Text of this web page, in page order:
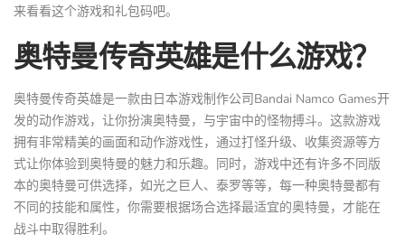
来看看这个游戏和礼包码吧。
奥特曼传奇英雄是什么游戏？
奥特曼传奇英雄是一款由日本游戏制作公司Bandai Namco Games开
发的动作游戏，让你扮演奥特曼，与宇宙中的怪物搏斗。这款游戏
拥有非常精美的画面和动作游戏性，通过打怪升级、收集资源等方
式让你体验到奥特曼的魅力和乐趣。同时，游戏中还有许多不同版
本的奥特曼可供选择，如光之巨人、泰罗等等，每一种奥特曼都有
不同的技能和属性，你需要根据场合选择最适宜的奥特曼，才能在
战斗中取得胜利。